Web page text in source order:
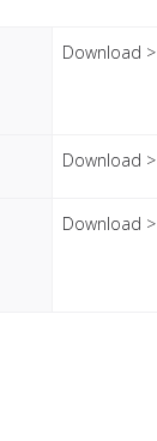
Download >
Download >
Download >